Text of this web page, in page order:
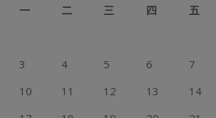
一
二 三 四 五
3
4 5 6 7
10
11 12 13 14